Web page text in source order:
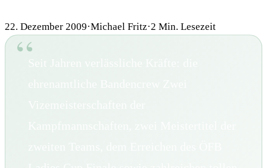
22. Dezember 2009·Michael Fritz·2 Min. Lesezeit